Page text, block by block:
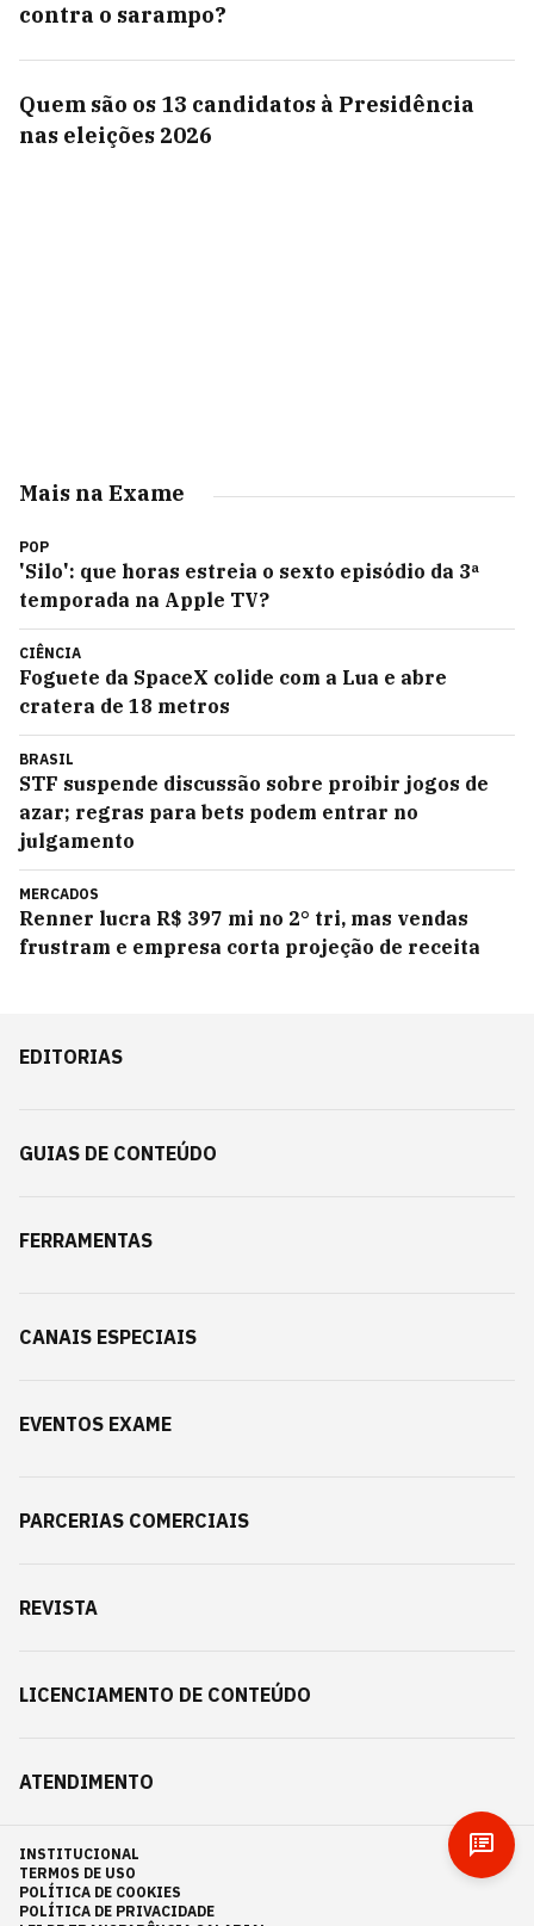
contra o sarampo?
Quem são os 13 candidatos à Presidência
nas eleições 2026
Mais na Exame
POP
'Silo': que horas estreia o sexto episódio da 3ª
temporada na Apple TV?
CIÊNCIA
Foguete da SpaceX colide com a Lua e abre
cratera de 18 metros
BRASIL
STF suspende discussão sobre proibir jogos de
azar; regras para bets podem entrar no
julgamento
MERCADOS
Renner lucra R$ 397 mi no 2° tri, mas vendas
frustram e empresa corta projeção de receita
EDITORIAS
GUIAS DE CONTEÚDO
FERRAMENTAS
CANAIS ESPECIAIS
EVENTOS EXAME
PARCERIAS COMERCIAIS
REVISTA
LICENCIAMENTO DE CONTEÚDO
ATENDIMENTO
INSTITUCIONAL
TERMOS DE USO
POLÍTICA DE COOKIES
POLÍTICA DE PRIVACIDADE